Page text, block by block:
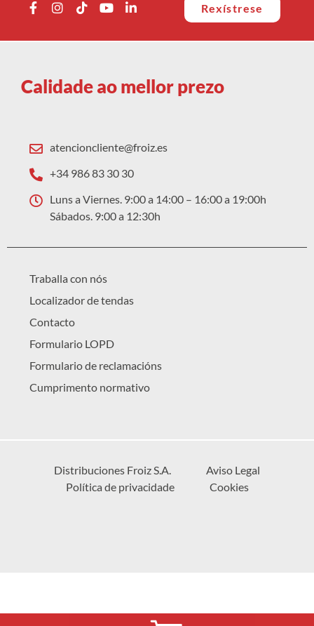
Rexístrese
Calidade ao mellor prezo
atencioncliente@froiz.es
+34 986 83 30 30
Luns a Viernes. 9:00 a 14:00 – 16:00 a 19:00h
Sábados. 9:00 a 12:30h
Traballa con nós
Localizador de tendas
Contacto
Formulario LOPD
Formulario de reclamacións
Cumprimento normativo
Distribuciones Froiz S.A.
Aviso Legal
Política de privacidade
Cookies